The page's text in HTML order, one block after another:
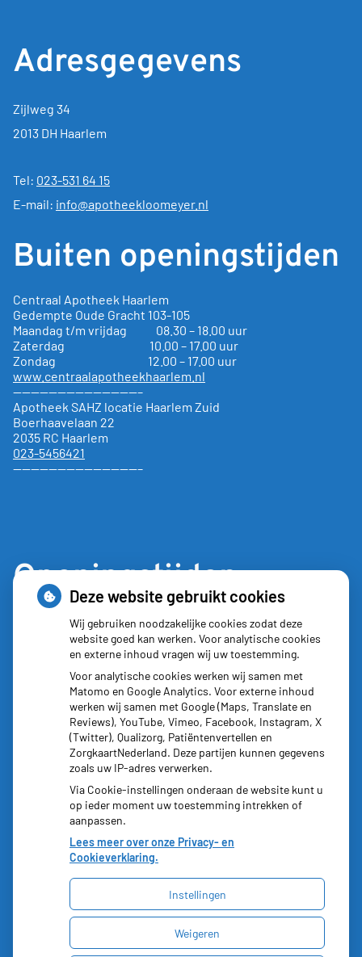
Adresgegevens
Zijlweg 34
2013 DH Haarlem
Tel: 023-531 64 15
E-mail: info@apotheekloomeyer.nl
Buiten openingstijden
Centraal Apotheek Haarlem
Gedempte Oude Gracht 103-105
Maandag t/m vrijdag 08.30 – 18.00 uur
Zaterdag 10.00 – 17.00 uur
Zondag 12.00 – 17.00 uur
www.centraalapotheekhaarlem.nl
——————————————–
Apotheek SAHZ locatie Haarlem Zuid
Boerhaavelaan 22
2035 RC Haarlem
023-5456421
——————————————–
Openingstijden
8:30 - 17:30
8:30 - 17:30
Woensdag:
8:30 - 17:30
Donderdag:
8:30 - 17:30
8:30 - 17:30
Uw Zorg Online|Beheer
Deze website gebruikt cookies
Wij gebruiken noodzakelijke cookies zodat deze
website goed kan werken. Voor analytische cookies
en externe inhoud vragen wij uw toestemming.
Voor analytische cookies werken wij samen met
Matomo en Google Analytics. Voor externe inhoud
werken wij samen met Google (Maps, Translate en
Reviews), YouTube, Vimeo, Facebook, Instagram, X
(Twitter), Qualizorg, Patiëntenvertellen en
ZorgkaartNederland. Deze partijen kunnen gegevens
zoals uw IP-adres verwerken.
Via Cookie-instellingen onderaan de website kunt u
op ieder moment uw toestemming intrekken of
aanpassen.
Lees meer over onze Privacy- en
Cookieverklaring.
Instellingen
Weigeren